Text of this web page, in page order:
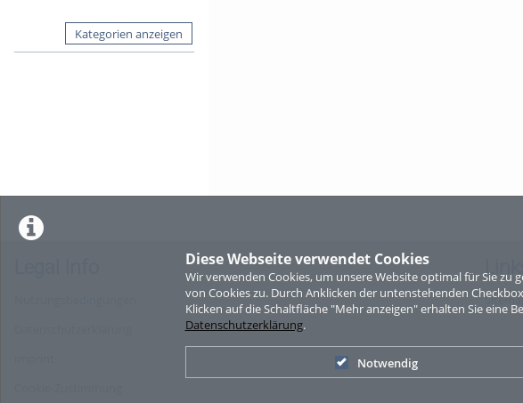
Diese Webseite verwendet Cookies
Wir verwenden Cookies, um unsere Website optimal für Sie
von Cookies zu. Durch Anklicken der untenstehenden
Klicken auf die Schaltfläche "Mehr anzeigen" erhalten Sie eine
Datenschutzerklärung.
Notwendig
Kategorien anzeigen
Links